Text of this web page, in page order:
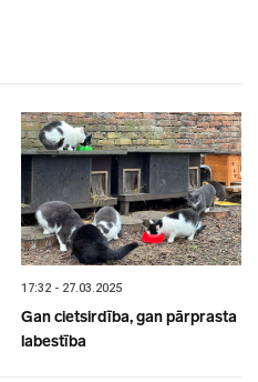
17:32 - 27.03.2025
Gan cietsirdība, gan pārprasta
labestība